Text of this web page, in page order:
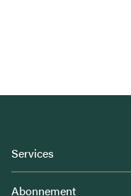
Services
Abonnement